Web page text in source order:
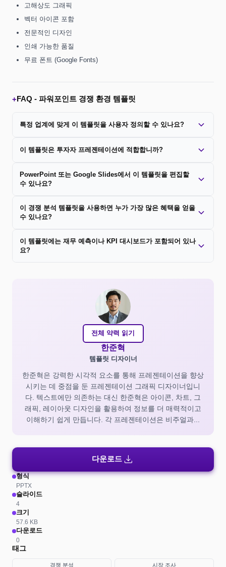
고해상도 그래픽
벡터 아이콘 포함
전문적인 디자인
인쇄 가능한 품질
무료 폰트 (Google Fonts)
+FAQ - 파워포인트 경쟁 환경 템플릿
특정 업계에 맞게 이 템플릿을 사용자 정의할 수 있나요?
이 템플릿은 투자자 프레젠테이션에 적합합니까?
PowerPoint 또는 Google Slides에서 이 템플릿을 편집할
수 있나요?
이 경쟁 분석 템플릿을 사용하면 누가 가장 많은 혜택을 얻을
수 있나요?
이 템플릿에는 재무 예측이나 KPI 대시보드가 ​​포함되어 있나
요?
전체 약력 읽기
한준혁
템플릿 디자이너
한준혁은 강력한 시각적 요소를 통해 프레젠테이션을 향상
시키는 데 중점을 둔 프레젠테이션 그래픽 디자이너입니
다. 텍스트에만 의존하는 대신 한준혁은 아이콘, 차트, 그
래픽, 레이아웃 디자인을 활용하여 정보를 더 매력적이고
이해하기 쉽게 만듭니다. 각 프레젠테이션은 비주얼과...
다운로드 download
형식
PPTX
슬라이드
4
크기
57.6 KB
다운로드
0
태그
경쟁 분석 시장 조사